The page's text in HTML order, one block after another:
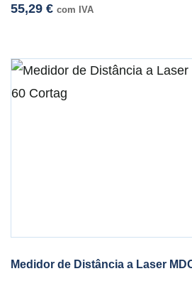
55,29 € com IVA
Medidor de Distância a Laser